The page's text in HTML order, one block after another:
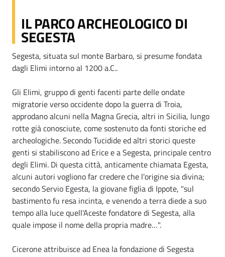
IL PARCO ARCHEOLOGICO DI
SEGESTA
Segesta, situata sul monte Barbaro, si presume fondata
dagli Elimi intorno al 1200 a.C..
Gli Elimi, gruppo di genti facenti parte delle ondate
migratorie verso occidente dopo la guerra di Troia,
approdano alcuni nella Magna Grecia, altri in Sicilia, lungo
rotte già conosciute, come sostenuto da fonti storiche ed
archeologiche. Secondo Tucidide ed altri storici queste
genti si stabiliscono ad Erice e a Segesta, principale centro
degli Elimi. Di questa città, anticamente chiamata Egesta,
alcuni autori vogliono far credere che l'origine sia divina;
secondo Servio Egesta, la giovane figlia di Ippote, "sul
bastimento fu resa incinta, e venendo a terra diede a suo
tempo alla luce quell'Aceste fondatore di Segesta, alla
quale impose il nome della propria madre…".
Cicerone attribuisce ad Enea la fondazione di Segesta